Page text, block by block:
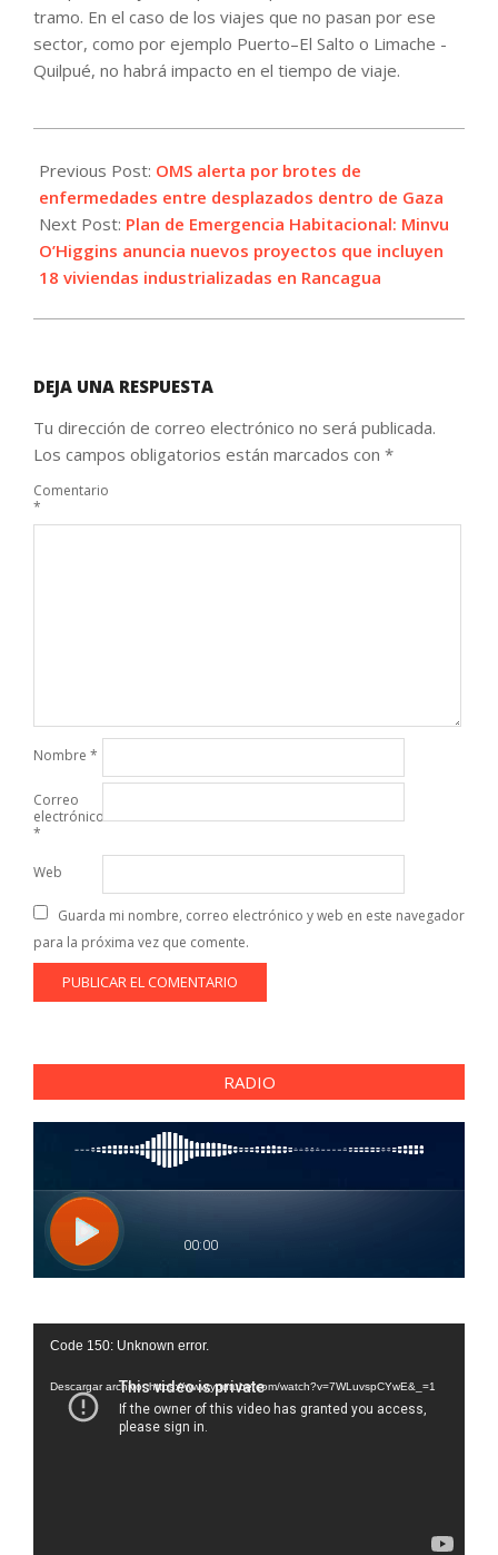
tramo. En el caso de los viajes que no pasan por ese
sector, como por ejemplo Puerto–El Salto o Limache -
Quilpué, no habrá impacto en el tiempo de viaje.
11-
17
Previous Post: OMS alerta por brotes de
enfermedades entre desplazados dentro de Gaza
Next Post: Plan de Emergencia Habitacional: Minvu
O’Higgins anuncia nuevos proyectos que incluyen
18 viviendas industrializadas en Rancagua
DEJA UNA RESPUESTA
Tu dirección de correo electrónico no será publicada.
Los campos obligatorios están marcados con *
Comentario
*
Nombre *
Correo
electrónico
*
Web
Guarda mi nombre, correo electrónico y web en este navegador
para la próxima vez que comente.
RADIO
Reproductor
vídeo
Code 150: Unknown error.
Descargar archivo: https://www.youtube.com/watch?v=7WLuvspCYwE&_=1